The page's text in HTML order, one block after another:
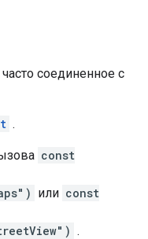
соединенное с
.
const
или const
.